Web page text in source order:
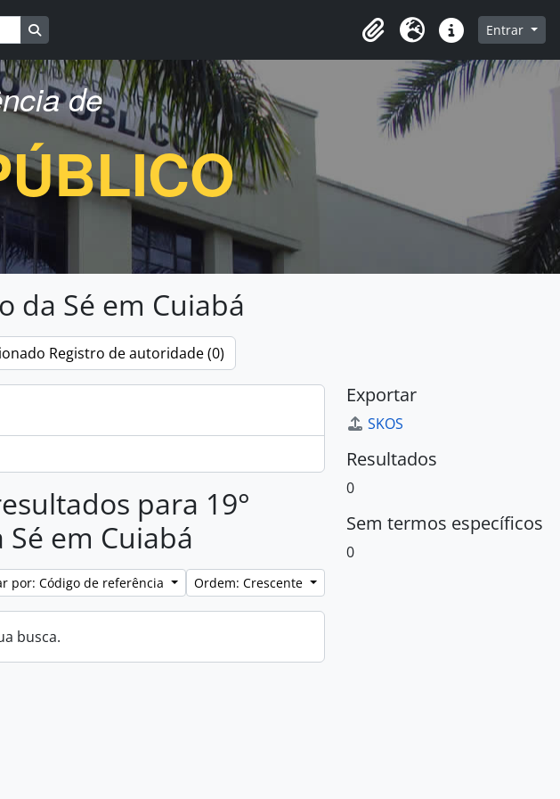
Clipboard
Idioma Atalhos Entrar
de
da Sé em Cuiabá
Registro de autoridade (0)
para 19°
em Cuiabá
por: Código de referência Ordem: Crescente
busca.
Exportar
SKOS
Resultados
0
Sem termos específicos
0